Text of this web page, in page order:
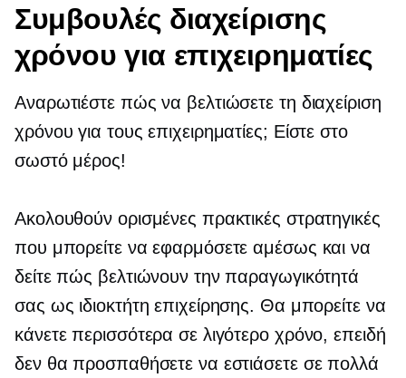
Συμβουλές διαχείρισης
χρόνου για επιχειρηματίες
Αναρωτιέστε πώς να βελτιώσετε τη διαχείριση
χρόνου για τους επιχειρηματίες; Είστε στο
σωστό μέρος!
Ακολουθούν ορισμένες πρακτικές στρατηγικές
που μπορείτε να εφαρμόσετε αμέσως και να
δείτε πώς βελτιώνουν την παραγωγικότητά
σας ως ιδιοκτήτη επιχείρησης. Θα μπορείτε να
κάνετε περισσότερα σε λιγότερο χρόνο, επειδή
δεν θα προσπαθήσετε να εστιάσετε σε πολλά